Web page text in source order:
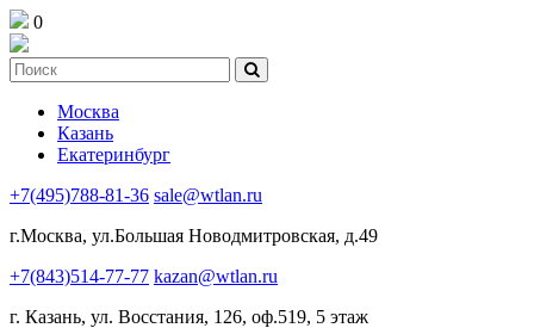
0
Москва
Казань
Екатеринбург
+7(495)788-81-36 sale@wtlan.ru
г.Москва, ул.Большая Новодмитровская, д.49
+7(843)514-77-77 kazan@wtlan.ru
г. Казань, ул. Восстания, 126, оф.519, 5 этаж